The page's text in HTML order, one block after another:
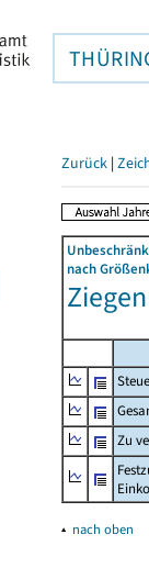
Zurück |
nach
Zu
▴ nach oben